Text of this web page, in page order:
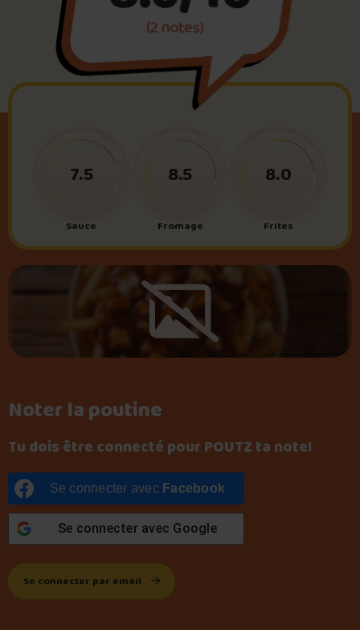
Foire aux questions
Me connecter
(2 notes)
Noter la poutine
Tu dois être connecté pour POUTZ ta note!
Se connecter avec Facebook
Se connecter avec Google
Se connecter par email
Sauce
7.5
Fromage
8.5
Frites
8.0